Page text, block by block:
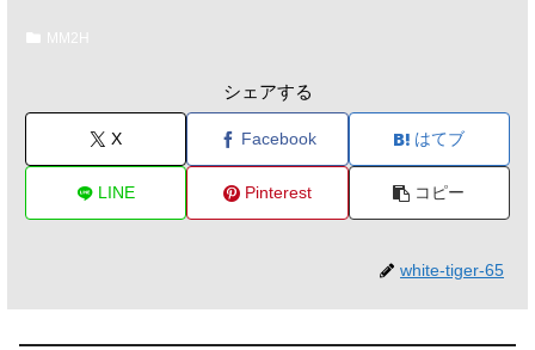
MM2H
シェアする
X Facebook はてブ
LINE Pinterest コピー
white-tiger-65